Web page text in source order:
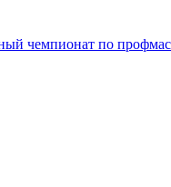
чемпионат по